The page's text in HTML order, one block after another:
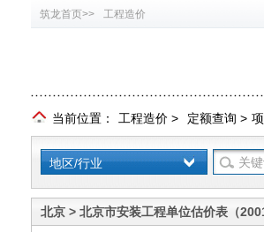
筑龙首页>> 工程造价
当前位置： 工程造价 > 定额查询 >
地区/行业
北京 > 北京市安装工程单位估价表（2001